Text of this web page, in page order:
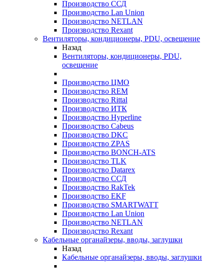
Производство ССД
Производство Lan Union
Производство NETLAN
Производство Rexant
Вентиляторы, кондиционеры, PDU, освещение
Назад
Вентиляторы, кондиционеры, PDU,
освещение
Производство ЦМО
Производство REM
Производство Rittal
Производство ИТК
Производство Hyperline
Производство Cabeus
Производство DKC
Производство ZPAS
Производство BONCH-ATS
Производство TLK
Производство Datarex
Производство ССД
Производство RakTek
Производство EKF
Производство SMARTWATT
Производство Lan Union
Производство NETLAN
Производство Rexant
Кабельные органайзеры, вводы, заглушки
Назад
Кабельные органайзеры, вводы, заглушки